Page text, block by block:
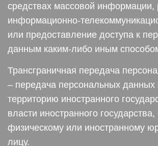
средствах массовой
информационно-
или предоставление доступа к
данным каким-либо иным
Трансграничная передача
– передача персональных данных
территорию иностранного
власти иностранного
физическому или иностранному
лицу.